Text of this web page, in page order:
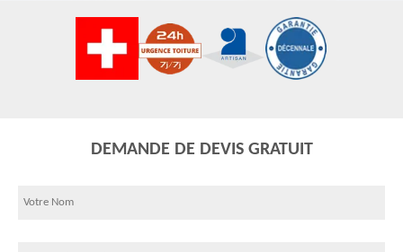
DEMANDE DE DEVIS GRATUIT